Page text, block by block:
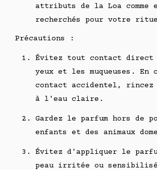
attributs de la Loa comme
recherchés pour votre
Précautions :
Évitez tout contact direct
yeux et les muqueuses. En
contact accidentel, rincez
à l'eau claire.
Gardez le parfum hors de
enfants et des animaux
Évitez d'appliquer le
peau irritée ou